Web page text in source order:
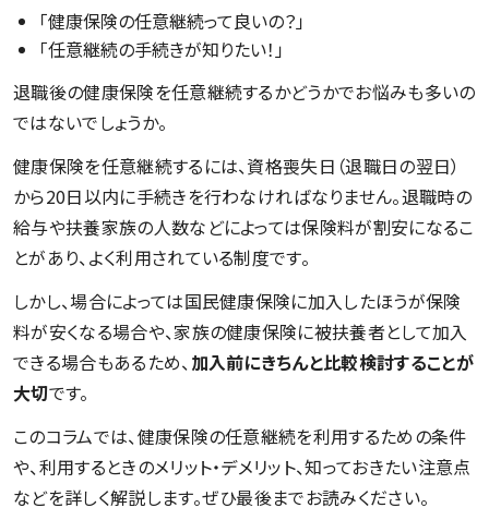
「健康保険の任意継続って良いの？」
「任意継続の手続きが知りたい！」
退職後の健康保険を任意継続するかどうかでお悩みも多いの
ではないでしょうか。
健康保険を任意継続するには、資格喪失日（退職日の翌日）
から20日以内に手続きを行わなければなりません。退職時の
給与や扶養家族の人数などによっては保険料が割安になるこ
とがあり、よく利用されている制度です。
しかし、場合によっては国民健康保険に加入したほうが保険
料が安くなる場合や、家族の健康保険に被扶養者として加入
できる場合もあるため、加入前にきちんと比較検討することが
大切です。
このコラムでは、健康保険の任意継続を利用するための条件
や、利用するときのメリット・デメリット、知っておきたい注意点
などを詳しく解説します。ぜひ最後までお読みください。